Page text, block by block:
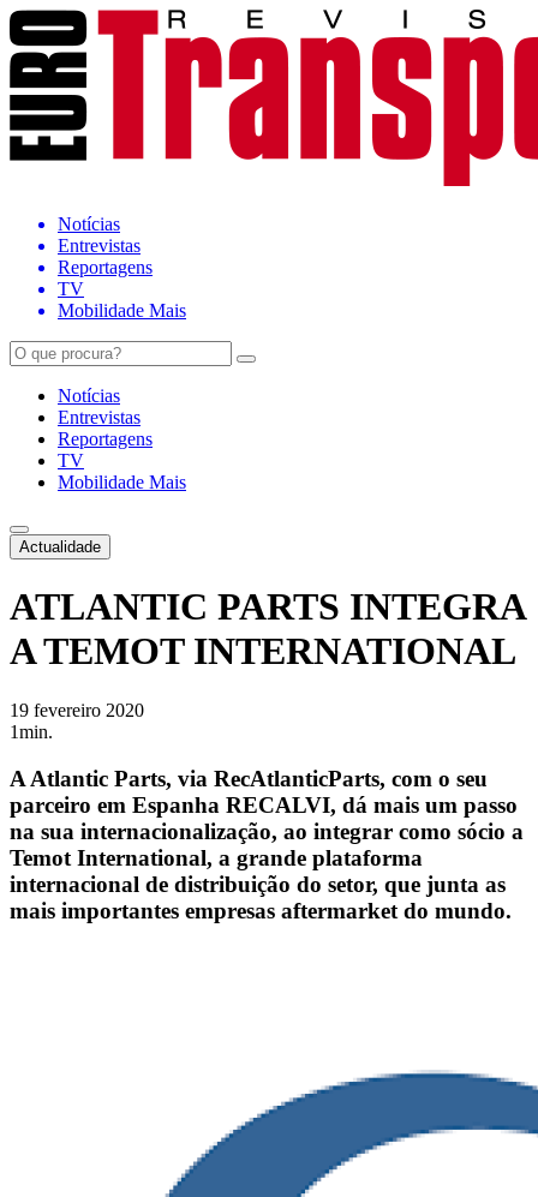
Notícias
Entrevistas
Reportagens
TV
Mobilidade Mais
Notícias
Entrevistas
Reportagens
TV
Mobilidade Mais
Actualidade
ATLANTIC PARTS INTEGRA
A TEMOT INTERNATIONAL
19 fevereiro 2020
1min.
A Atlantic Parts, via RecAtlanticParts, com o seu
parceiro em Espanha RECALVI, dá mais um passo
na sua internacionalização, ao integrar como sócio a
Temot International, a grande plataforma
internacional de distribuição do setor, que junta as
mais importantes empresas aftermarket do mundo.